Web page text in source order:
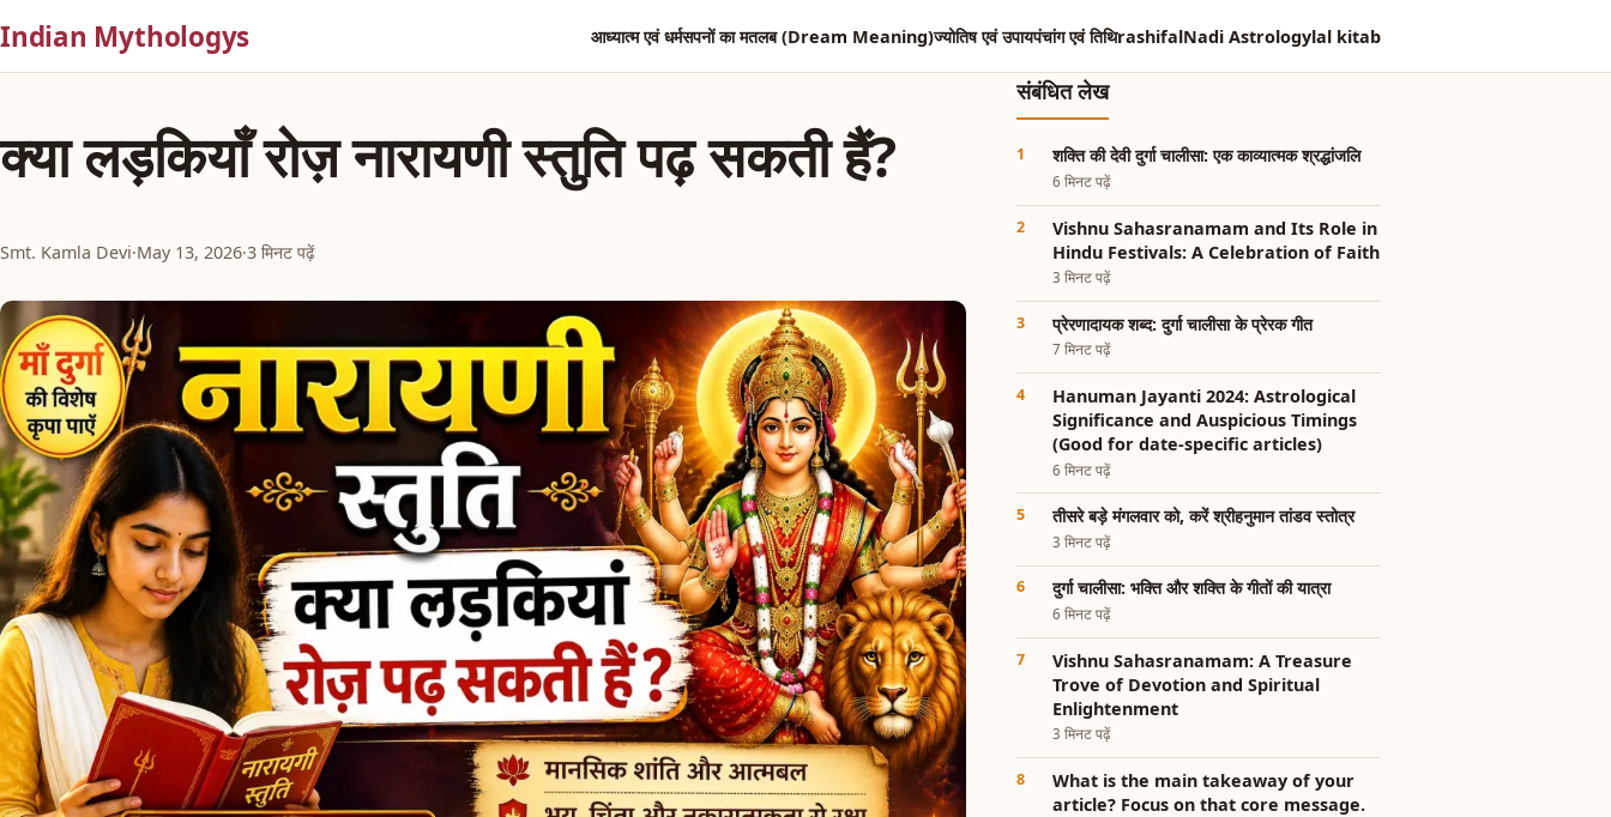
Indian Mythologys आध्यात्म एवं धर्मसपनों का मतलब (Dream Meaning)ज्योतिष एवं उपायपंचांग एवं तिथिrashifalNadi Astrologylal kitab
क्या लड़कियाँ रोज़ नारायणी स्तुति पढ़ सकती हैं?
Smt. Kamla Devi·May 13, 2026·3 मिनट पढ़ें
संबंधित लेख
शक्ति की देवी दुर्गा चालीसा: एक काव्यात्मक श्रद्धांजलि
6 मिनट पढ़ें
Vishnu Sahasranamam and Its Role in
Hindu Festivals: A Celebration of Faith
3 मिनट पढ़ें
प्रेरणादायक शब्द: दुर्गा चालीसा के प्रेरक गीत
7 मिनट पढ़ें
Hanuman Jayanti 2024: Astrological
Significance and Auspicious Timings
(Good for date-specific articles)
6 मिनट पढ़ें
तीसरे बड़े मंगलवार को, करें श्रीहनुमान तांडव स्तोत्र
3 मिनट पढ़ें
दुर्गा चालीसा: भक्ति और शक्ति के गीतों की यात्रा
6 मिनट पढ़ें
Vishnu Sahasranamam: A Treasure
Trove of Devotion and Spiritual
Enlightenment
3 मिनट पढ़ें
What is the main takeaway of your
article? Focus on that core message.